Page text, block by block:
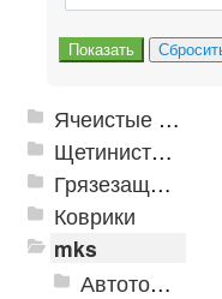
Ячеистые грязезащитные покрытия
Щетинистые покрытия
Грязезащитные, влаговпитывающие покрытия
Коврики
mks
Автотовары